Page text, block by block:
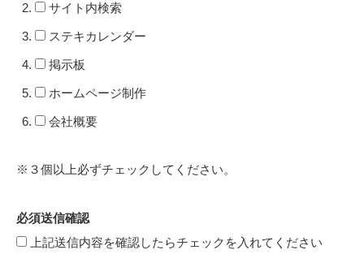
サイト内検索
ステキカレンダー
掲示板
ホームページ制作
会社概要
※３個以上必ずチェックしてください。
必須送信確認
上記送信内容を確認したらチェックを入れてください